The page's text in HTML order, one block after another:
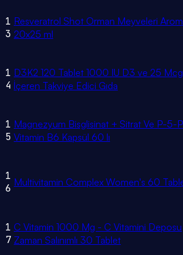
1
3
Resveratrol Shot Orman Meyveleri
20x25 ml
1
4
D3K2 120 Tablet 1000 IU D3 ve 25
İçeren Takviye Edici Gıda
1
5
Magnezyum Bisglisinat + Sitrat Ve P-5-P
Vitamin B6 Kapsül 60 lı
1
6 Multivitamin Complex Women's 60
1
7
C Vitamin 1000 Mg - C Vitamini Deposu
Zaman Salınımlı 30 Tablet